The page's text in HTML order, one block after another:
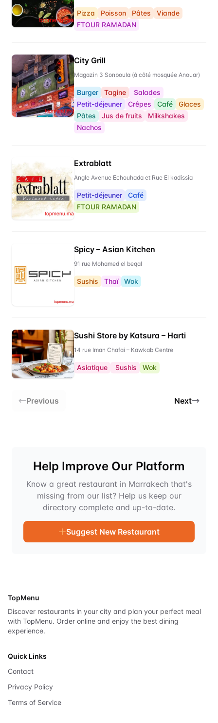
Pizza Poisson Pâtes
Viande
FTOUR RAMADAN
City Grill
Magazin 3 Sonboula (à côté mosquée Anouar)
Burger Tagine
Salades
Petit-déjeuner
Crêpes Café
Glaces
Pâtes
Jus de fruits
Milkshakes
Nachos
Extrablatt
Angle Avenue Echouhada et Rue El kadissia
Petit-déjeuner
Café
FTOUR RAMADAN
Spicy – Asian Kitchen
91 rue Mohamed el beqal
Sushis Thaï Wok
Sushi Store by Katsura – Harti
14 rue Iman Chafai – Kawkab Centre
Asiatique Sushis Wok
Previous Next
Help Improve Our Platform
Know a great restaurant in Marrakech that's
missing from our list? Help us keep our
directory complete and up-to-date.
Suggest New Restaurant
TopMenu
Discover restaurants in your city and plan your perfect meal
with TopMenu. Order online and enjoy the best dining
experience.
Quick Links
Contact
Privacy Policy
Terms of Service